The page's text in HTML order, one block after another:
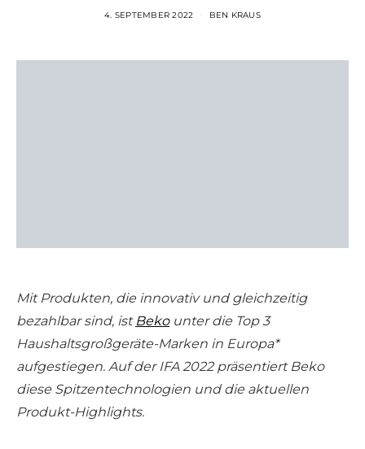
4. SEPTEMBER 2022 BEN KRAUS
Mit Produkten, die innovativ und gleichzeitig
bezahlbar sind, ist Bekounter die Top 3
Haushaltsgroßgeräte-Marken in Europa*
aufgestiegen. Auf der IFA 2022 präsentiert Beko
diese Spitzentechnologien und die aktuellen
Produkt-Highlights.